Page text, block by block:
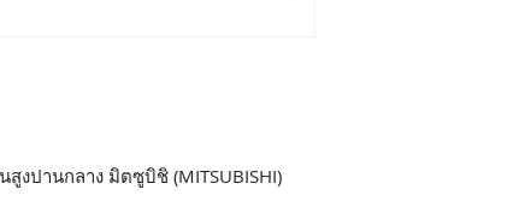
ปานกลาง มิตซูบิชิ (MITSUBISHI)